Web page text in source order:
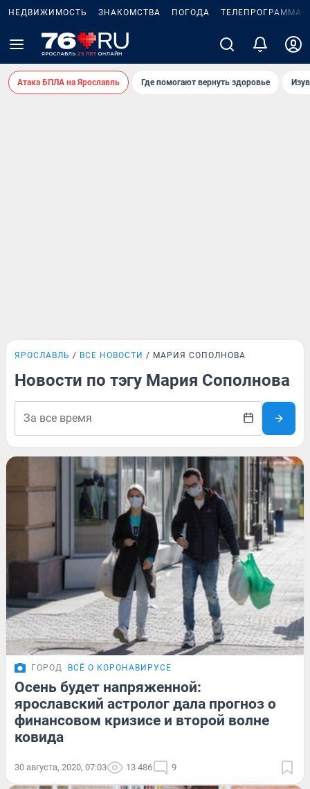
НЕДВИЖИМОСТЬ ЗНАКОМСТВА ПОГОДА ТЕЛЕПРОГРАММА
Атака БПЛА на Ярославль Где помогают вернуть здоровье
ЯРОСЛАВЛЬ ВСЕ НОВОСТИ МАРИЯ СОПОЛНОВА
Новости по тэгу Мария Сополнова
ГОРОД ВСЁ О КОРОНАВИРУСЕ
Осень будет напряженной:
ярославский астролог дала прогноз о
финансовом кризисе и второй волне
ковида
30 августа, 2020, 07:03 13 486 9